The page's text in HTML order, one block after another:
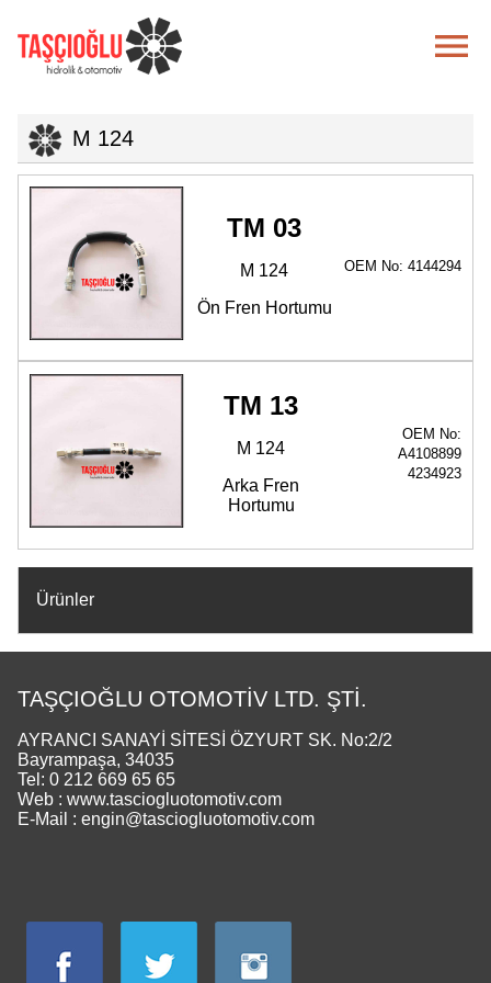

Ürünler
M 124
TM 03
M 124
Ön Fren Hortumu
OEM No: 4144294
TM 13
M 124
Arka Fren
Hortumu
OEM No:
A4108899
4234923
TAŞÇIOĞLU OTOMOTİV LTD. ŞTİ.
AYRANCI SANAYİ SİTESİ ÖZYURT SK. No:2/2
Bayrampaşa, 34035
Tel: 0 212 669 65 65
Web : www.tasciogluotomotiv.com
E-Mail : engin@tasciogluotomotiv.com